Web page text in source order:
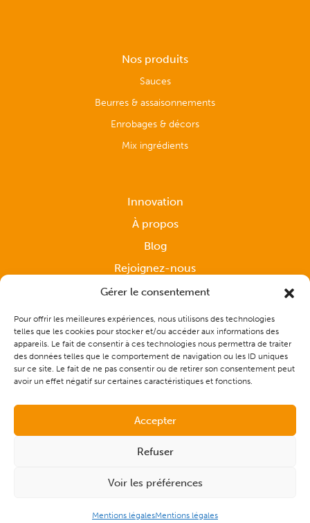
Gérer le consentement
Pour offrir les meilleures expériences, nous utilisons des technologies
telles que les cookies pour stocker et/ou accéder aux informations des
appareils. Le fait de consentir à ces technologies nous permettra de traiter
des données telles que le comportement de navigation ou les ID uniques
sur ce site. Le fait de ne pas consentir ou de retirer son consentement peut
avoir un effet négatif sur certaines caractéristiques et fonctions.
Accepter
Refuser
Voir les préférences
Mentions légalesMentions légales
Nos produits
Sauces
Beurres & assaisonnements
Enrobages & décors
Mix ingrédients
Innovation
À propos
Blog
Rejoignez-nous
Accompagnement sur mesure
Contactez-nous
© 2026 - CAP Solutions Culinaires |Plan du site